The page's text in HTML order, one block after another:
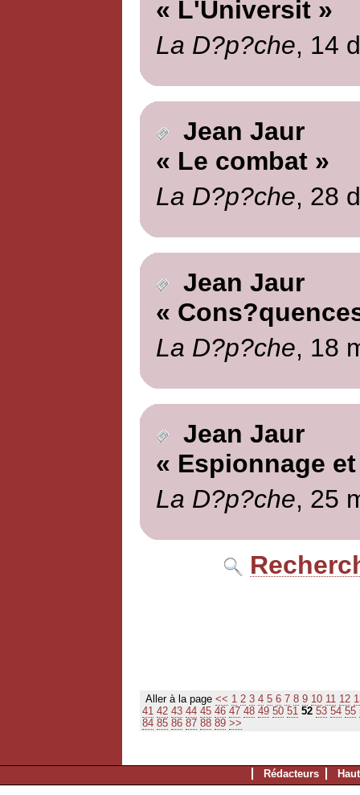
« L'Universit »
La D?p?che, 14
Jean Jaur
« Le combat »
La D?p?che, 28
Jean Jaur
«
La D?p?che, 18
Jean Jaur
« Espionnage
La D?p?che, 25
Aller à la page << 1 2 3 4 5 6 7 8 9 10 11 12
41 42 43 44 45 46 47 48 49 50 51 52 53 54 55
84 85 86 87 88 89 >>
Rédacteurs